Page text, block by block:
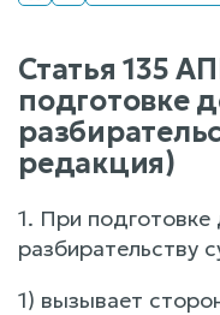
Статья 135
подготовке
редакция)
1. При
разбирательству
1) вызывает